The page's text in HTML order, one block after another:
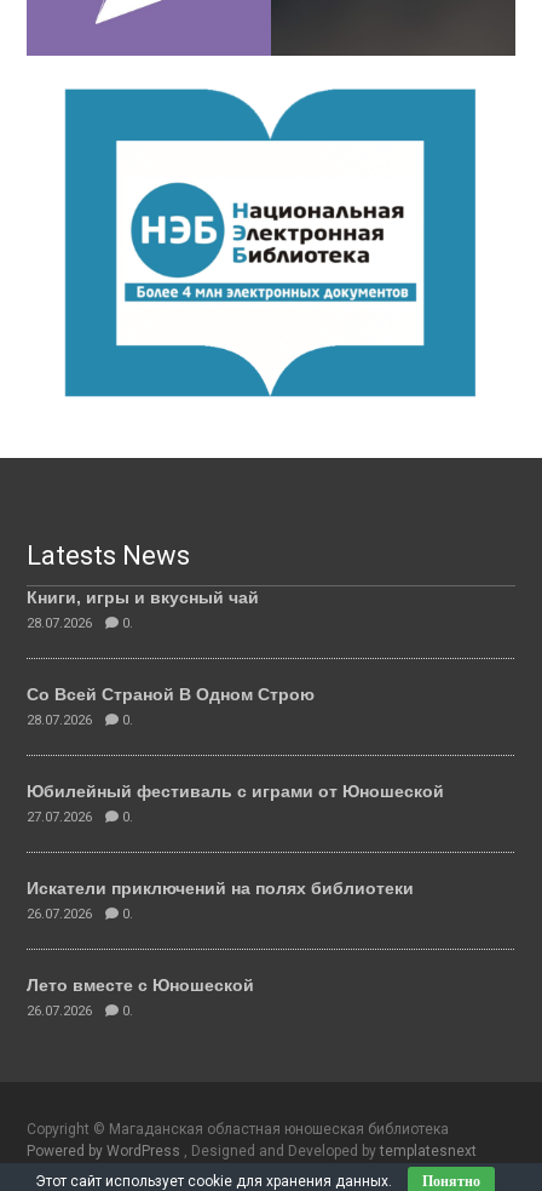
Latests News
Книги, игры и вкусный чай
28.07.2026 0.
Со Всей Страной В Одном Строю
28.07.2026 0.
Юбилейный фестиваль с играми от Юношеской
27.07.2026 0.
Искатели приключений на полях библиотеки
26.07.2026 0.
Лето вместе с Юношеской
26.07.2026 0.
Copyright © Магаданская областная юношеская библиотека
Powered by WordPress , Designed and Developed bytemplatesnext
Этот сайт использует cookie для хранения данных.
Понятно